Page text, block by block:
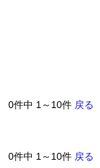
0件中 1～10件 戻る
0件中 1～10件 戻る